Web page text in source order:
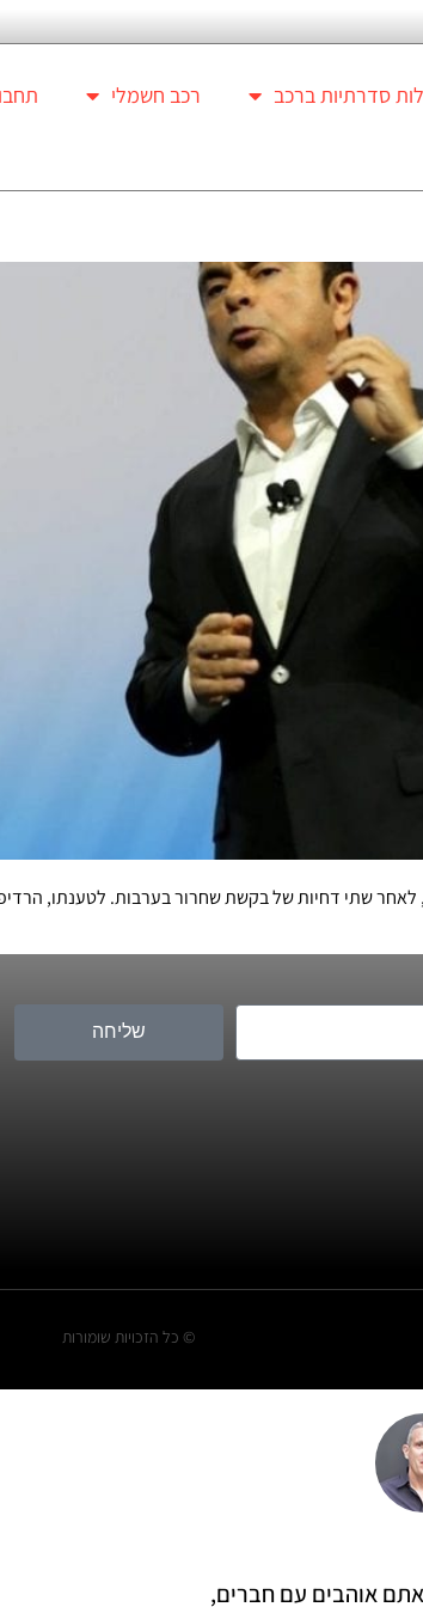
סדרתיות ברכב רכב חשמלי
כלוא מזה 70 ימים בבית מעצר בטוקיו, יפן, לאחר שתי דחיות של בקשת שחרור
שליחה
© כל הזכויות שומורות
אוהבים עם חברים,